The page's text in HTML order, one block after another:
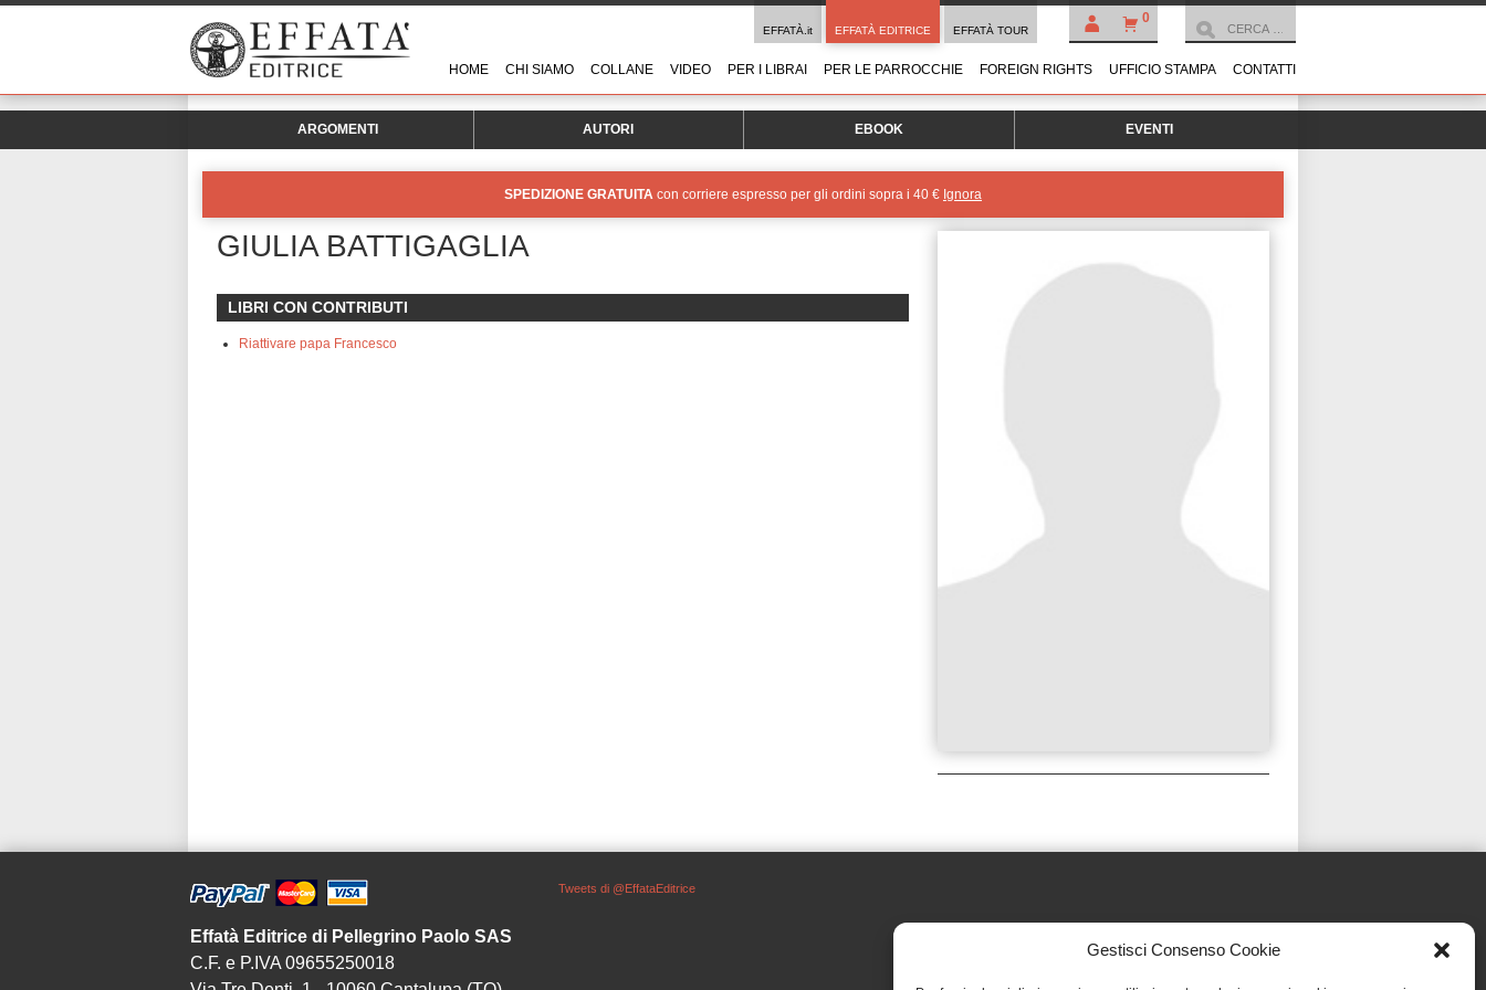
Gestisci Consenso Cookie
0
EFFATÀ.it EFFATÀ EDITRICE EFFATÀ TOUR
HOME CHI SIAMO COLLANE VIDEO PER I LIBRAI PER LE PARROCCHIE FOREIGN RIGHTS UFFICIO STAMPA CONTATTI
ARGOMENTI AUTORI EBOOK EVENTI
SPEDIZIONE GRATUITA con corriere espresso per gli ordini sopra i 40 € Ignora
GIULIA BATTIGAGLIA
LIBRI CON CONTRIBUTI
Riattivare papa Francesco
Effatà Editrice di Pellegrino Paolo SAS
C.F. e P.IVA 09655250018
Tweets di @EffataEditrice